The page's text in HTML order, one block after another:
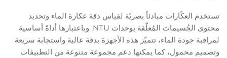
العكّارات مبادئاً بصريّة لقياس دقة عكارة الماء وتحديد
محتوى الجُسيمات المُعلّقة بوحدات NTU. وباعتبارها أداةً أساسية
جودة الماء، تتميّز هذه الأجهزة بدقة عالية واستجابة سريعة
محمول، كما يمكنها دعم مجموعة متنوعة من التطبيقات